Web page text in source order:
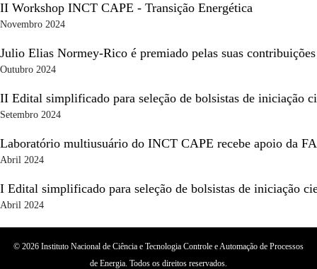
II Workshop INCT CAPE - Transição Energética
Novembro 2024
Julio Elias Normey-Rico é premiado pelas suas
Outubro 2024
II Edital simplificado para seleção de bolsistas de iniciação
Setembro 2024
Laboratório multiusuário do INCT CAPE recebe apoio da
Abril 2024
I Edital simplificado para seleção de bolsistas de iniciação
Abril 2024
© 2026 Instituto Nacional de Ciência e Tecnologia Controle e Automação de Processos
de Energia. Todos os direitos reservados.